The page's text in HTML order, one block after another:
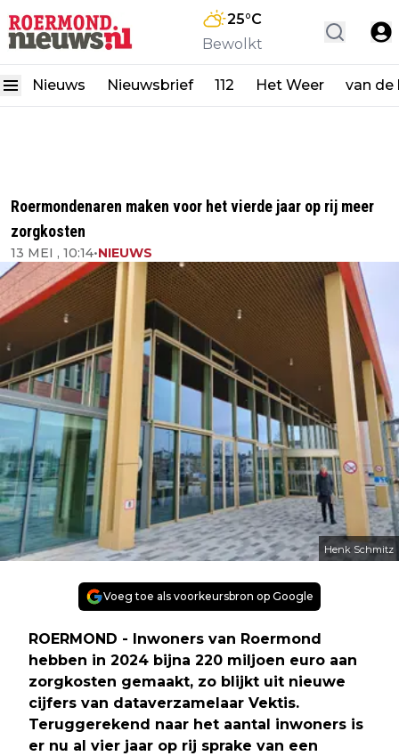
25°C
Bewolkt
Nieuws Nieuwsbrief 112 Het Weer van de
Roermondenaren maken voor het vierde jaar op rij meer
zorgkosten
13 MEI , 10:14•NIEUWS
Henk Schmitz
Voeg toe als voorkeursbron op Google
ROERMOND - Inwoners van Roermond
hebben in 2024 bijna 220 miljoen euro aan
zorgkosten gemaakt, zo blijkt uit nieuwe
cijfers van dataverzamelaar Vektis.
Teruggerekend naar het aantal inwoners is
er nu al vier jaar op rij sprake van een